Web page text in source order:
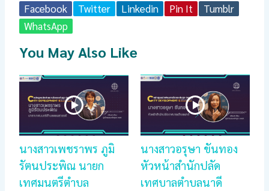
Facebook Twitter Linkedin Pin It
Tumblr
WhatsApp
You May Also Like
นางสาวเพชราพร ภูมิ
รัตนประพิณ นายก
เทศมนตรีตำบล
นางสาวอรุษา ขันทอง
หัวหน้าสำนักปลัด
เทศบาลตำบลนาดี